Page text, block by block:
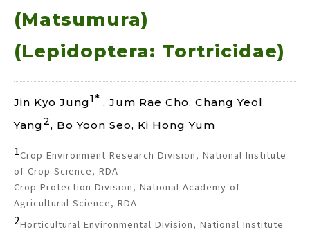
(Matsumura)
(Lepidoptera: Tortricidae)
Jin Kyo Jung1* , Jum Rae Cho, Chang Yeol
Yang2, Bo Yoon Seo, Ki Hong Yum
1Crop Environment Research Division, National Institute
of Crop Science, RDA
Crop Protection Division, National Academy of
Agricultural Science, RDA
2Horticultural Environmental Division, National Institute